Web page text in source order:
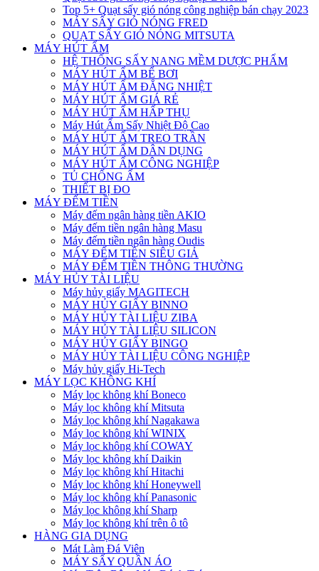
Top 5+ Quạt sấy gió nóng công nghiệp bán chạy 2023
MÁY SẤY GIÓ NÓNG FRED
QUẠT SẤY GIÓ NÓNG MITSUTA
MÁY HÚT ẨM
HỆ THỐNG SẤY NANG MỀM DƯỢC PHẨM
MÁY HÚT ẨM BỂ BƠI
MÁY HÚT ẨM ĐẲNG NHIỆT
MÁY HÚT ẨM GIÁ RẺ
MÁY HÚT ẨM HẤP THỤ
Máy Hút Ẩm Sấy Nhiệt Độ Cao
MÁY HÚT ẨM TREO TRẦN
MÁY HÚT ẨM DÂN DỤNG
MÁY HÚT ẨM CÔNG NGHIỆP
TỦ CHỐNG ẨM
THIẾT BỊ ĐO
MÁY ĐẾM TIỀN
Máy đếm ngân hàng tiền AKIO
Máy đếm tiền ngân hàng Masu
Máy đếm tiền ngân hàng Oudis
MÁY ĐẾM TIỀN SIÊU GIẢ
MÁY ĐẾM TIỀN THÔNG THƯỜNG
MÁY HỦY TÀI LIỆU
Máy hủy giấy MAGITECH
MÁY HỦY GIẤY BINNO
MÁY HỦY TÀI LIỆU ZIBA
MÁY HỦY TÀI LIỆU SILICON
MÁY HỦY GIẤY BINGO
MÁY HỦY TÀI LIỆU CÔNG NGHIỆP
Máy hủy giấy Hi-Tech
MÁY LỌC KHÔNG KHÍ
Máy lọc không khí Boneco
Máy lọc không khí Mitsuta
Máy lọc không khí Nagakawa
Máy lọc không khí WINIX
Máy lọc không khí COWAY
Máy lọc không khí Daikin
Máy lọc không khí Hitachi
Máy lọc không khí Honeywell
Máy lọc không khí Panasonic
Máy lọc không khí Sharp
Máy lọc không khí trên ô tô
HÀNG GIA DỤNG
Mát Làm Đá Viên
MÁY SẤY QUẦN ÁO